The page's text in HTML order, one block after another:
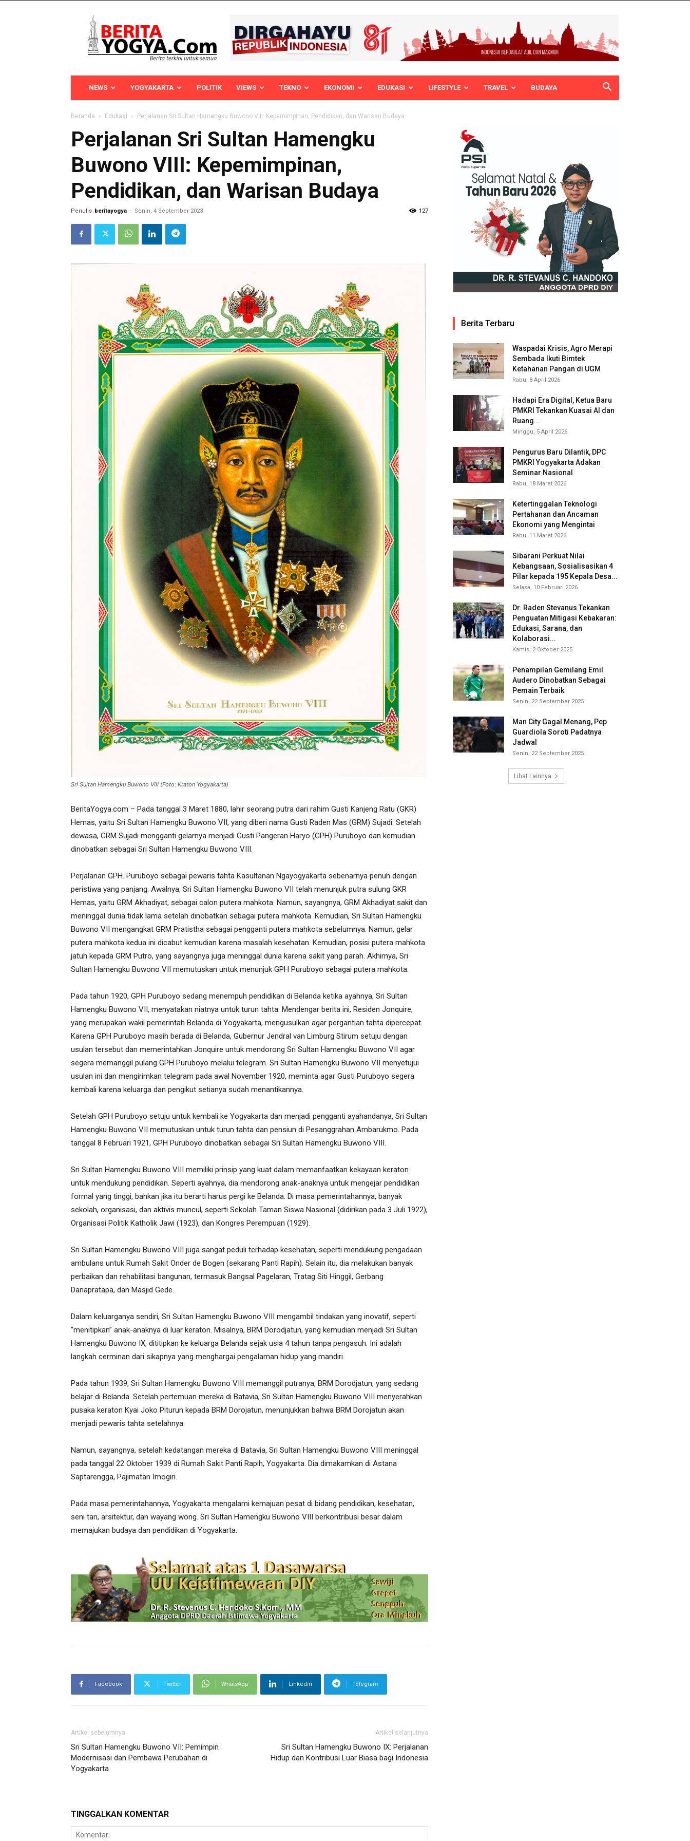
Yogya
NEWS YOGYAKARTA POLITIK VIEWS TEKNO EKONOMI EDUKASI LIFESTYLE TRAVEL BUDAYA
Beranda Edukasi Perjalanan Sri Sultan Hamengku Buwono VIII: Kepemimpinan, Pendidikan, dan Warisan Budaya
Perjalanan Sri Sultan Hamengku
Buwono VIII: Kepemimpinan,
Pendidikan, dan Warisan Budaya
Penulis beritayogya - Senin, 4 September 2023 127
Sri Sultan Hamengku Buwono VIII (Foto: Kraton Yogyakarta)
BeritaYogya.com – Pada tanggal 3 Maret 1880, lahir seorang putra dari rahim Gusti Kanjeng Ratu (GKR)
Hemas, yaitu Sri Sultan Hamengku Buwono VII, yang diberi nama Gusti Raden Mas (GRM) Sujadi. Setelah
dewasa, GRM Sujadi mengganti gelarnya menjadi Gusti Pangeran Haryo (GPH) Puruboyo dan kemudian
dinobatkan sebagai Sri Sultan Hamengku Buwono VIII.
Perjalanan GPH. Puruboyo sebagai pewaris tahta Kasultanan Ngayogyakarta sebenarnya penuh dengan
peristiwa yang panjang. Awalnya, Sri Sultan Hamengku Buwono VII telah menunjuk putra sulung GKR
Hemas, yaitu GRM Akhadiyat, sebagai calon putera mahkota. Namun, sayangnya, GRM Akhadiyat sakit dan
meninggal dunia tidak lama setelah dinobatkan sebagai putera mahkota. Kemudian, Sri Sultan Hamengku
Buwono VII mengangkat GRM Pratistha sebagai pengganti putera mahkota sebelumnya. Namun, gelar
putera mahkota kedua ini dicabut kemudian karena masalah kesehatan. Kemudian, posisi putera mahkota
jatuh kepada GRM Putro, yang sayangnya juga meninggal dunia karena sakit yang parah. Akhirnya, Sri
Sultan Hamengku Buwono VII memutuskan untuk menunjuk GPH Puruboyo sebagai putera mahkota.
Pada tahun 1920, GPH Puruboyo sedang menempuh pendidikan di Belanda ketika ayahnya, Sri Sultan
Hamengku Buwono VII, menyatakan niatnya untuk turun tahta. Mendengar berita ini, Residen Jonquire,
yang merupakan wakil pemerintah Belanda di Yogyakarta, mengusulkan agar pergantian tahta dipercepat.
Karena GPH Puruboyo masih berada di Belanda, Gubernur Jendral van Limburg Stirum setuju dengan
usulan tersebut dan memerintahkan Jonquire untuk mendorong Sri Sultan Hamengku Buwono VII agar
segera memanggil pulang GPH Puruboyo melalui telegram. Sri Sultan Hamengku Buwono VII menyetujui
usulan ini dan mengirimkan telegram pada awal November 1920, meminta agar Gusti Puruboyo segera
kembali karena keluarga dan pengikut setianya sudah menantikannya.
Setelah GPH Puruboyo setuju untuk kembali ke Yogyakarta dan menjadi pengganti ayahandanya, Sri Sultan
Hamengku Buwono VII memutuskan untuk turun tahta dan pensiun di Pesanggrahan Ambarukmo. Pada
tanggal 8 Februari 1921, GPH Puruboyo dinobatkan sebagai Sri Sultan Hamengku Buwono VIII.
Sri Sultan Hamengku Buwono VIII memiliki prinsip yang kuat dalam memanfaatkan kekayaan keraton
untuk mendukung pendidikan. Seperti ayahnya, dia mendorong anak-anaknya untuk mengejar pendidikan
formal yang tinggi, bahkan jika itu berarti harus pergi ke Belanda. Di masa pemerintahannya, banyak
sekolah, organisasi, dan aktivis muncul, seperti Sekolah Taman Siswa Nasional (didirikan pada 3 Juli 1922),
Organisasi Politik Katholik Jawi (1923), dan Kongres Perempuan (1929).
Sri Sultan Hamengku Buwono VIII juga sangat peduli terhadap kesehatan, seperti mendukung pengadaan
ambulans untuk Rumah Sakit Onder de Bogen (sekarang Panti Rapih). Selain itu, dia melakukan banyak
perbaikan dan rehabilitasi bangunan, termasuk Bangsal Pagelaran, Tratag Siti Hinggil, Gerbang
Danapratapa, dan Masjid Gede.
Dalam keluarganya sendiri, Sri Sultan Hamengku Buwono VIII mengambil tindakan yang inovatif, seperti
“menitipkan” anak-anaknya di luar keraton. Misalnya, BRM Dorodjatun, yang kemudian menjadi Sri Sultan
Hamengku Buwono IX, dititipkan ke keluarga Belanda sejak usia 4 tahun tanpa pengasuh. Ini adalah
langkah cerminan dari sikapnya yang menghargai pengalaman hidup yang mandiri.
Pada tahun 1939, Sri Sultan Hamengku Buwono VIII memanggil putranya, BRM Dorodjatun, yang sedang
belajar di Belanda. Setelah pertemuan mereka di Batavia, Sri Sultan Hamengku Buwono VIII menyerahkan
pusaka keraton Kyai Joko Piturun kepada BRM Dorojatun, menunjukkan bahwa BRM Dorojatun akan
menjadi pewaris tahta setelahnya.
Namun, sayangnya, setelah kedatangan mereka di Batavia, Sri Sultan Hamengku Buwono VIII meninggal
pada tanggal 22 Oktober 1939 di Rumah Sakit Panti Rapih, Yogyakarta. Dia dimakamkan di Astana
Saptarengga, Pajimatan Imogiri.
Pada masa pemerintahannya, Yogyakarta mengalami kemajuan pesat di bidang pendidikan, kesehatan,
seni tari, arsitektur, dan wayang wong. Sri Sultan Hamengku Buwono VIII berkontribusi besar dalam
memajukan budaya dan pendidikan di Yogyakarta.
Facebook Twitter WhatsApp Linkedin Telegram
Artikel sebelumnya
Sri Sultan Hamengku Buwono VII: Pemimpin
Modernisasi dan Pembawa Perubahan di
Yogyakarta
Artikel selanjutnya
Sri Sultan Hamengku Buwono IX: Perjalanan
Hidup dan Kontribusi Luar Biasa bagi Indonesia
TINGGALKAN KOMENTAR
Berita Terbaru
Waspadai Krisis, Agro Merapi
Sembada Ikuti Bimtek
Ketahanan Pangan di UGM
Rabu, 8 April 2026
Hadapi Era Digital, Ketua Baru
PMKRI Tekankan Kuasai AI dan
Ruang...
Minggu, 5 April 2026
Pengurus Baru Dilantik, DPC
PMKRI Yogyakarta Adakan
Seminar Nasional
Rabu, 18 Maret 2026
Ketertinggalan Teknologi
Pertahanan dan Ancaman
Ekonomi yang Mengintai
Rabu, 11 Maret 2026
Sibarani Perkuat Nilai
Kebangsaan, Sosialisasikan 4
Pilar kepada 195 Kepala Desa...
Selasa, 10 Februari 2026
Dr. Raden Stevanus Tekankan
Penguatan Mitigasi Kebakaran:
Edukasi, Sarana, dan
Kolaborasi...
Kamis, 2 Oktober 2025
Penampilan Gemilang Emil
Audero Dinobatkan Sebagai
Pemain Terbaik
Senin, 22 September 2025
Man City Gagal Menang, Pep
Guardiola Soroti Padatnya
Jadwal
Senin, 22 September 2025
Lihat Lainnya